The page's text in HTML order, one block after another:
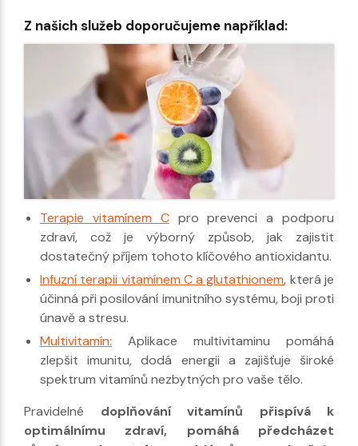
Z našich služeb doporučujeme například:
Terapie vitamínem Cpro prevenci a podporu
zdraví, což je výborný způsob, jak zajistit
dostatečný příjem tohoto klíčového antioxidantu.
Infuzní terapii vitamínem C a glutathionem, která je
účinná při posilování imunitního systému, boji proti
únavě a stresu.
Multivitamín: Aplikace multivitaminu pomáhá
zlepšit imunitu, dodá energii a zajišťuje široké
spektrum vitamínů nezbytných pro vaše tělo.
Pravidelné doplňování vitamínů přispívá k
optimálnímu zdraví, pomáhá předcházet